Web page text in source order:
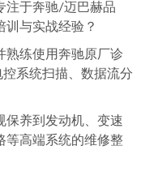
注于奔驰/迈巴赫品
训与实战经验？
熟练使用奔驰原厂诊
控系统扫描、数据流分
保养到发动机、变速
等高端系统的维修整